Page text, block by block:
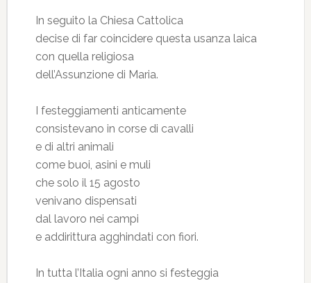
In seguito la Chiesa Cattolica
decise di far coincidere questa usanza laica
con quella religiosa
dell’Assunzione di Maria.
I festeggiamenti anticamente
consistevano in corse di cavalli
e di altri animali
come buoi, asini e muli
che solo il 15 agosto
venivano dispensati
dal lavoro nei campi
e addirittura agghindati con fiori.
In tutta l’Italia ogni anno si festeggia